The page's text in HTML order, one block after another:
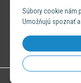
Súbory cookie nám
Umožňujú spoznať